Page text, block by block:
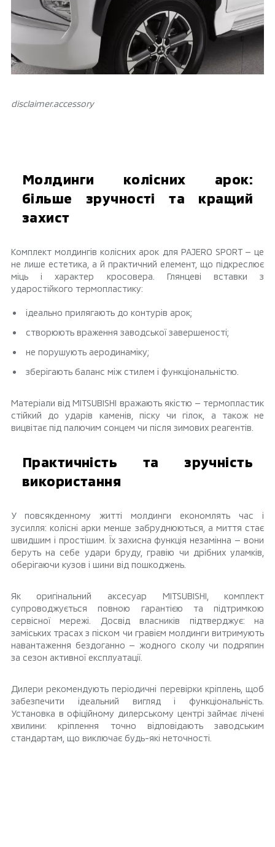
disclaimer.аccessory
Молдинги колісних арок:
більше зручності та кращий
захист
Комплект молдингів колісних арок для PAJERO SPORT — це
не лише естетика, а й практичний елемент, що підкреслює
міць і характер кросовера. Глянцеві вставки з
ударостійкого термопластику:
ідеально прилягають до контурів арок;
створюють враження заводської завершеності;
не порушують аеродинаміку;
зберігають баланс між стилем і функціональністю.
Матеріали від MITSUBISHI вражають якістю — термопластик
стійкий до ударів каменів, піску чи гілок, а також не
вицвітає під палючим сонцем чи після зимових реагентів.
Практичність та зручність
використання
У повсякденному житті молдинги економлять час і
зусилля: колісні арки менше забруднюються, а миття стає
швидшим і простішим. Їх захисна функція незамінна — вони
беруть на себе удари бруду, гравію чи дрібних уламків,
оберігаючи кузов і шини від пошкоджень.
Як оригінальний аксесуар MITSUBISHI, комплект
супроводжується повною гарантією та підтримкою
сервісної мережі. Досвід власників підтверджує: на
заміських трасах з піском чи гравієм молдинги витримують
навантаження бездоганно — жодного сколу чи подряпин
за сезон активної експлуатації.
Дилери рекомендують періодичні перевірки кріплень, щоб
забезпечити ідеальний вигляд і функціональність.
Установка в офіційному дилерському центрі займає лічені
хвилини: кріплення точно відповідають заводським
стандартам, що виключає будь-які неточності.